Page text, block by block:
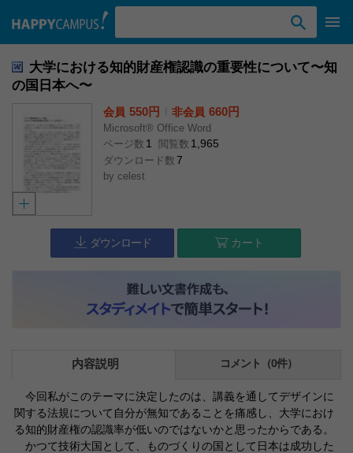
大学における知的財産権認識の重要性について〜知
の国日本へ〜
会員 550円 非会員 660円
Microsoft® Office Word
ページ数 1 閲覧数 1,965
ダウンロード数 7
by celest
ダウンロード カート
内容説明 コメント（0件）
今回私がこのテーマに決定したのは、講義を通してデザインに
関する法規について自分が無知であることを痛感し、大学におけ
る知的財産権の認識率が低いのではないかと思ったからである。
かつて技術大国として、ものづくりの国として日本は成功した